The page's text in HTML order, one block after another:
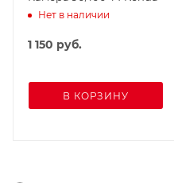
Нет в наличии
1 150 руб.
В КОРЗИНУ